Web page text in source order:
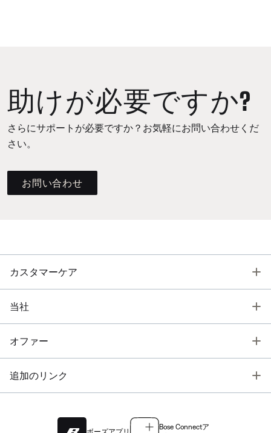
助けが必要ですか?
さらにサポートが必要ですか？お気軽にお問い合わせくだ
さい。
お問い合わせ
カスタマーケア
当社
オファー
追加のリンク
Bose Connectア